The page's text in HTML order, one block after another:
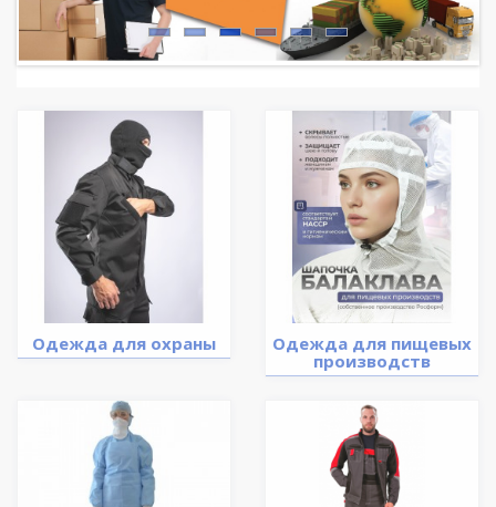
Одежда для охраны
Одежда для пищевых
производств